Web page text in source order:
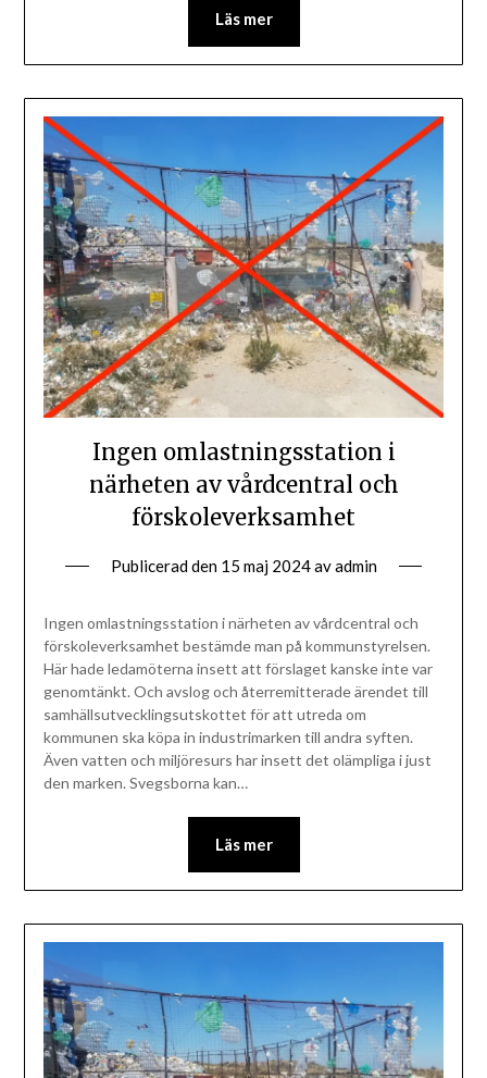
Läs mer
Ingen omlastningsstation i
närheten av vårdcentral och
förskoleverksamhet
Publicerad den 15 maj 2024avadmin
Ingen omlastningsstation i närheten av vårdcentral och
förskoleverksamhet bestämde man på kommunstyrelsen.
Här hade ledamöterna insett att förslaget kanske inte var
genomtänkt. Och avslog och återremitterade ärendet till
samhällsutvecklingsutskottet för att utreda om
kommunen ska köpa in industrimarken till andra syften.
Även vatten och miljöresurs har insett det olämpliga i just
den marken. Svegsborna kan…
Läs mer